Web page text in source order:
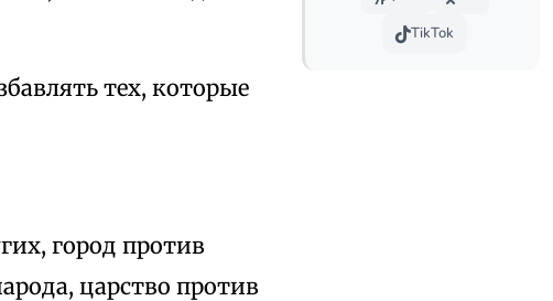
тех, которые
город против
царство против
TikTok